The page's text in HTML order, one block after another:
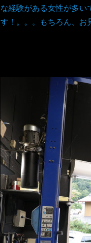
な経験がある女性が多
す！。。。もちろん、お